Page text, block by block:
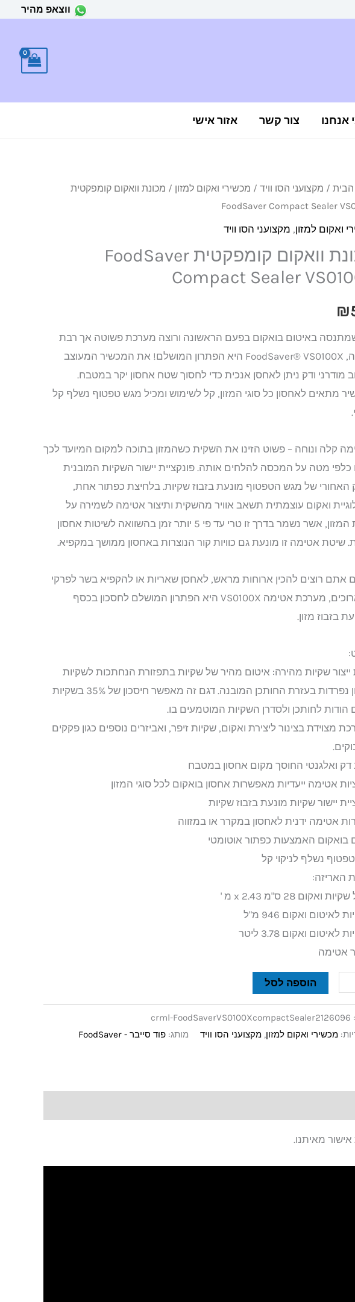
ווצאפ מהיר
אנחנו צור קשר אזור אישי
/ מקצועני הסו וויד / מכשירי ואקום למזון / מכונת וואקום קומפקטית
FoodSaver Compact Sealer
ואקום למזון, מקצועני הסו וויד
מכונת וואקום קומפקטית FoodSaver
Compact Sealer
₪
באיטום בואקום בפעם הראשונה ורוצה מערכת פשוטה אך רבת
עוצמה, FoodSaver® VS0100X היא הפתרון המושלם! את המכשיר המעוצב
מודרני ודק ניתן לאחסן אנכית כדי לחסוך שטח אחסון יקר במטבח.
מתאים לאחסון כל סוגי המזון, קל לשימוש ומכיל מגש טפטוף נשלף קל
קלה ונוחה – פשוט הזינו את השקית כשהמזון בתוכה למקום המיועד לכך
כלפי מטה על המכסה להלחים אותה. פונקציית יישור השקיות המובנית
האחורי של מגש הטפטוף מונעת בזבוז שקיות. בלחיצת כפתור אחת,
ואקום עוצמתית תשאב אוויר מהשקית ותיצור אטימה לשמירה על
טריות המזון, אשר נשמר בדרך זו טרי עד פי 5 יותר זמן בהשוואה לשיטות אחסון
שיטת אטימה זו מונעת גם כוויות קור הנוצרות באחסון ממושך במקפיא.
אתם רוצים להכין ארוחות מראש, לאחסן שאריות או להקפיא בשר לפרקי
זמן ארוכים, מערכת אטימה VS0100X היא הפתרון המושלם לחסכון בכסף
בזבוז מזון.
ייצור שקיות מהירה: איטום מהיר של שקיות בתפזורת הנחתכות לשקיות
אחסון נפרדות בעזרת החותכן המובנה. דגם זה מאפשר חיסכון של 35% בשקיות
הודות לחותכן ולסדרן השקיות המוטמעים בו.
מצוידת בצינור ליצירת ואקום, שקיות זיפר, ואביזרים נוספים כגון פקקים
דק ואלגנטי החוסך מקום אחסון במטבח
אטימה ייעדיות מאפשרות אחסון בואקום לכל סוגי המזון
יישור שקיות מונעת בזבוז שקיות
אטימה ידנית לאחסון במקרר או במזווה
בואקום האמצעות כפתור אוטומטי
נשלף לניקוי קל
האריזה:
הוספה לסל
crml-FoodSaverVS0100XcompactSealer2126096
מכשירי ואקום למזון, מקצועני הסו וויד מותג: פוד סייבר - FoodSaver
מאיתנו.